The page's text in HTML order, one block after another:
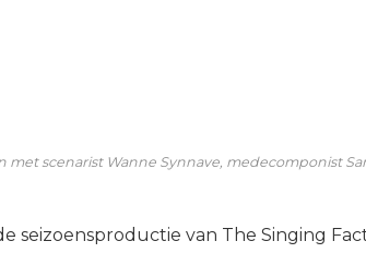
met scenarist Wanne Synnave, medecomponist
seizoensproductie van The Singing